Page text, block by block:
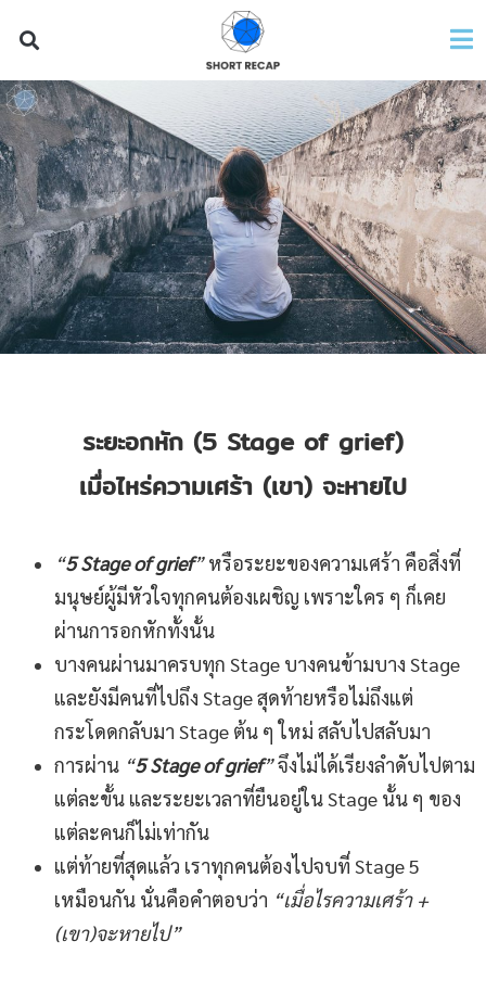
ระยะอกหัก (5 Stage of grief)
เมื่อไหร่ความเศร้า (เขา) จะหายไป
“5Stage of grief”หรือระยะของความเศร้า คือสิ่งที่
มนุษย์ผู้มีหัวใจทุกคนต้องเผชิญ เพราะใคร ๆ ก็เคย
ผ่านการอกหักทั้งนั้น
บางคนผ่านมาครบทุก Stage บางคนข้ามบาง Stage
และยังมีคนที่ไปถึง Stage สุดท้ายหรือไม่ถึงแต่
กระโดดกลับมา Stage ต้น ๆ ใหม่ สลับไปสลับมา
การผ่าน “5Stage of grief”จึงไม่ได้เรียงลำดับไปตาม
แต่ละขั้น และระยะเวลาที่ยืนอยู่ใน Stage นั้น ๆ ของ
แต่ละคนก็ไม่เท่ากัน
แต่ท้ายที่สุดแล้ว เราทุกคนต้องไปจบที่ Stage 5
เหมือนกัน นั่นคือคำตอบว่า “เมื่อไรความเศร้า +
(เขา)จะหายไป”